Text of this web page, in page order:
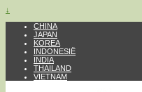
↓
CHINA
JAPAN
KOREA
INDONESIË
INDIA
THAILAND
VIETNAM